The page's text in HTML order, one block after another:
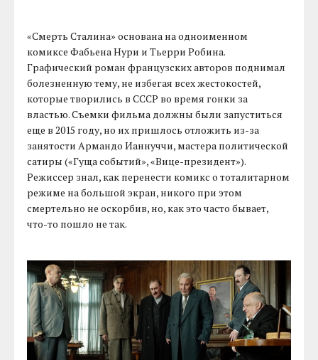
«Смерть Сталина» основана на одноименном
комиксе Фабьена Нури и Тьерри Робина.
Графический роман французских авторов поднимал
болезненную тему, не избегая всех жестокостей,
которые творились в СССР во время гонки за
властью. Съемки фильма должны были запуститься
еще в 2015 году, но их пришлось отложить из-за
занятости Армандо Ианнуччи, мастера политической
сатиры («Гуща событий», «Вице-президент»).
Режиссер знал, как перенести комикс о тоталитарном
режиме на большой экран, никого при этом
смертельно не оскорбив, но, как это часто бывает,
что-то пошло не так.